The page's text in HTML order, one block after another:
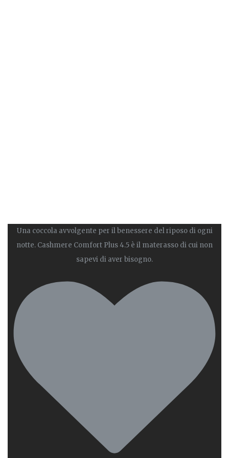
Una coccola avvolgente per il benessere del riposo di ogni
notte. Cashmere Comfort Plus 4.5 è il materasso di cui non
sapevi di aver bisogno.